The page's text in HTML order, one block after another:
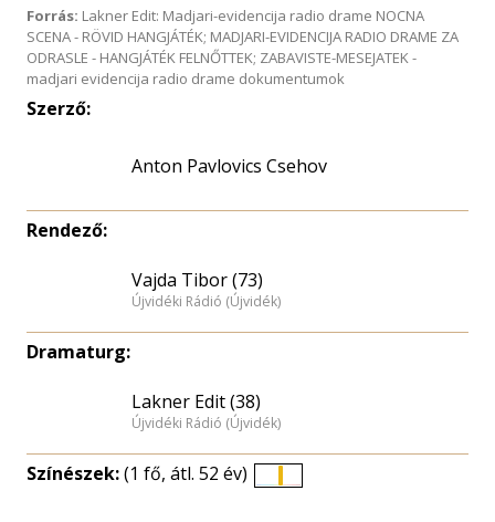
Forrás: Lakner Edit: Madjari-evidencija radio drame NOCNA
SCENA - RÖVID HANGJÁTÉK; MADJARI-EVIDENCIJA RADIO DRAME ZA
ODRASLE - HANGJÁTÉK FELNŐTTEK; ZABAVISTE-MESEJATEK -
madjari evidencija radio drame dokumentumok
Szerző:
Anton Pavlovics Csehov
Rendező:
Vajda Tibor (73)
Újvidéki Rádió (Újvidék)
Dramaturg:
Lakner Edit (38)
Újvidéki Rádió (Újvidék)
Színészek:(1 fő, átl. 52 év)